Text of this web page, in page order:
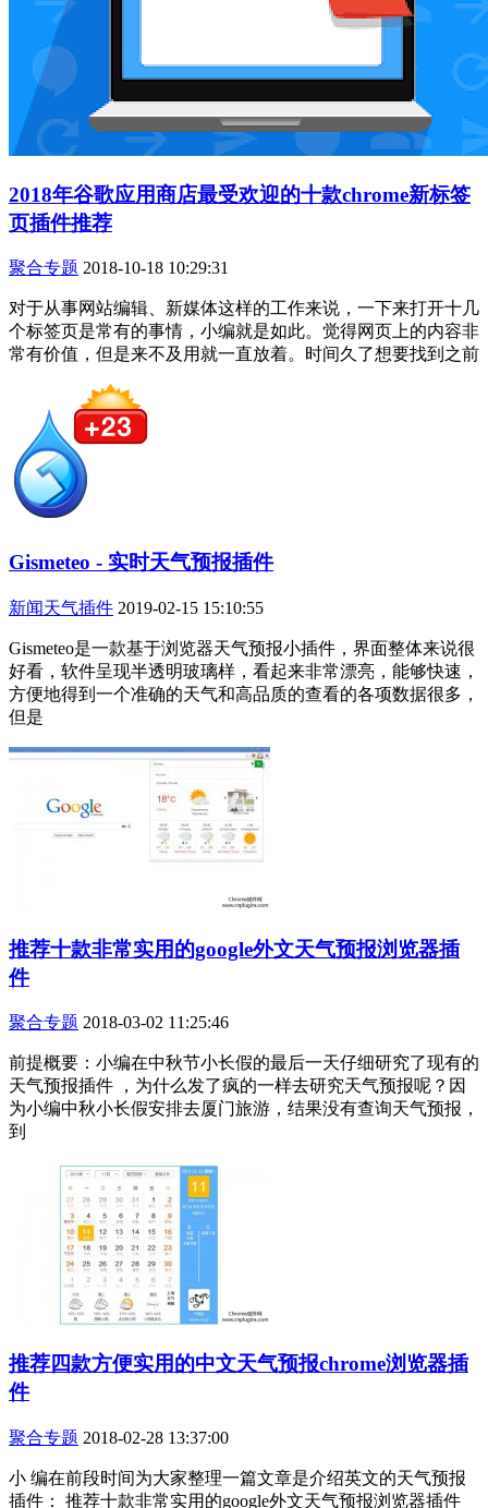
2018年谷歌应用商店最受欢迎的十款chrome新标签
页插件推荐
聚合专题 2018-10-18 10:29:31
对于从事网站编辑、新媒体这样的工作来说，一下来打开十几
个标签页是常有的事情，小编就是如此。觉得网页上的内容非
常有价值，但是来不及用就一直放着。时间久了想要找到之前
Gismeteo - 实时天气预报插件
新闻天气插件 2019-02-15 15:10:55
Gismeteo是一款基于浏览器天气预报小插件，界面整体来说很
好看，软件呈现半透明玻璃样，看起来非常漂亮，能够快速，
方便地得到一个准确的天气和高品质的查看的各项数据很多，
但是
推荐十款非常实用的google外文天气预报浏览器插
件
聚合专题 2018-03-02 11:25:46
前提概要：小编在中秋节小长假的最后一天仔细研究了现有的
天气预报插件 ，为什么发了疯的一样去研究天气预报呢？因
为小编中秋小长假安排去厦门旅游，结果没有查询天气预报，
到
推荐四款方便实用的中文天气预报chrome浏览器插
件
聚合专题 2018-02-28 13:37:00
小 编在前段时间为大家整理一篇文章是介绍英文的天气预报
插件： 推荐十款非常实用的google外文天气预报浏览器插件